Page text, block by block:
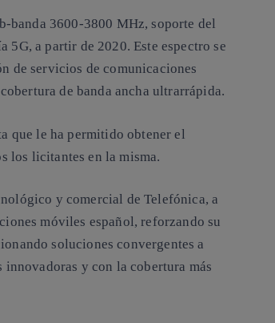
banda 3600-3800 MHz, soporte del
5G, a partir de 2020. Este espectro se
de servicios de comunicaciones
de banda ancha ultrarrápida.
que le ha permitido obtener el
los licitantes en la misma.
y comercial de Telefónica, a
móviles español, reforzando su
soluciones convergentes a
innovadoras y con la cobertura más